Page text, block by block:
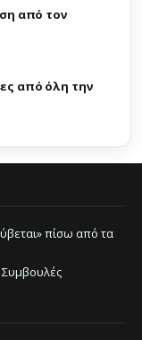
από τον
από όλη την
πίσω από τα